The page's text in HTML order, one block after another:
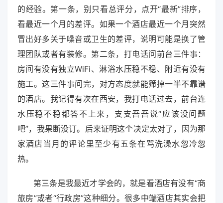
的经验。第一条，别只看总评分，点开“最新”排序，
看最近一个月的差评。如果一个酒店最近一个月突然
冒出好多关于噪音或卫生的差评，说明可能是换了管
理团队或者有装修。第二条，打电话问前台三件事：
房间有没有独立WiFi、淋浴水压稳不稳、附近有没有
施工。这三件事问完，对方态度就能筛掉一半不靠谱
的酒店。我记得有次在西安，我打电话过去，前台连
水压稳不稳都答不上来，支支吾吾说“应该没问题
吧”，我果断没订。后来证明这个决定太对了，因为那
家酒店当月的评论里至少有五条在骂洗澡水忽冷忽
热。
第三条是我最近才学会的，就是看酒店有没有“商
旅房”或者“行政房”这种细分。很多中端酒店其实会把